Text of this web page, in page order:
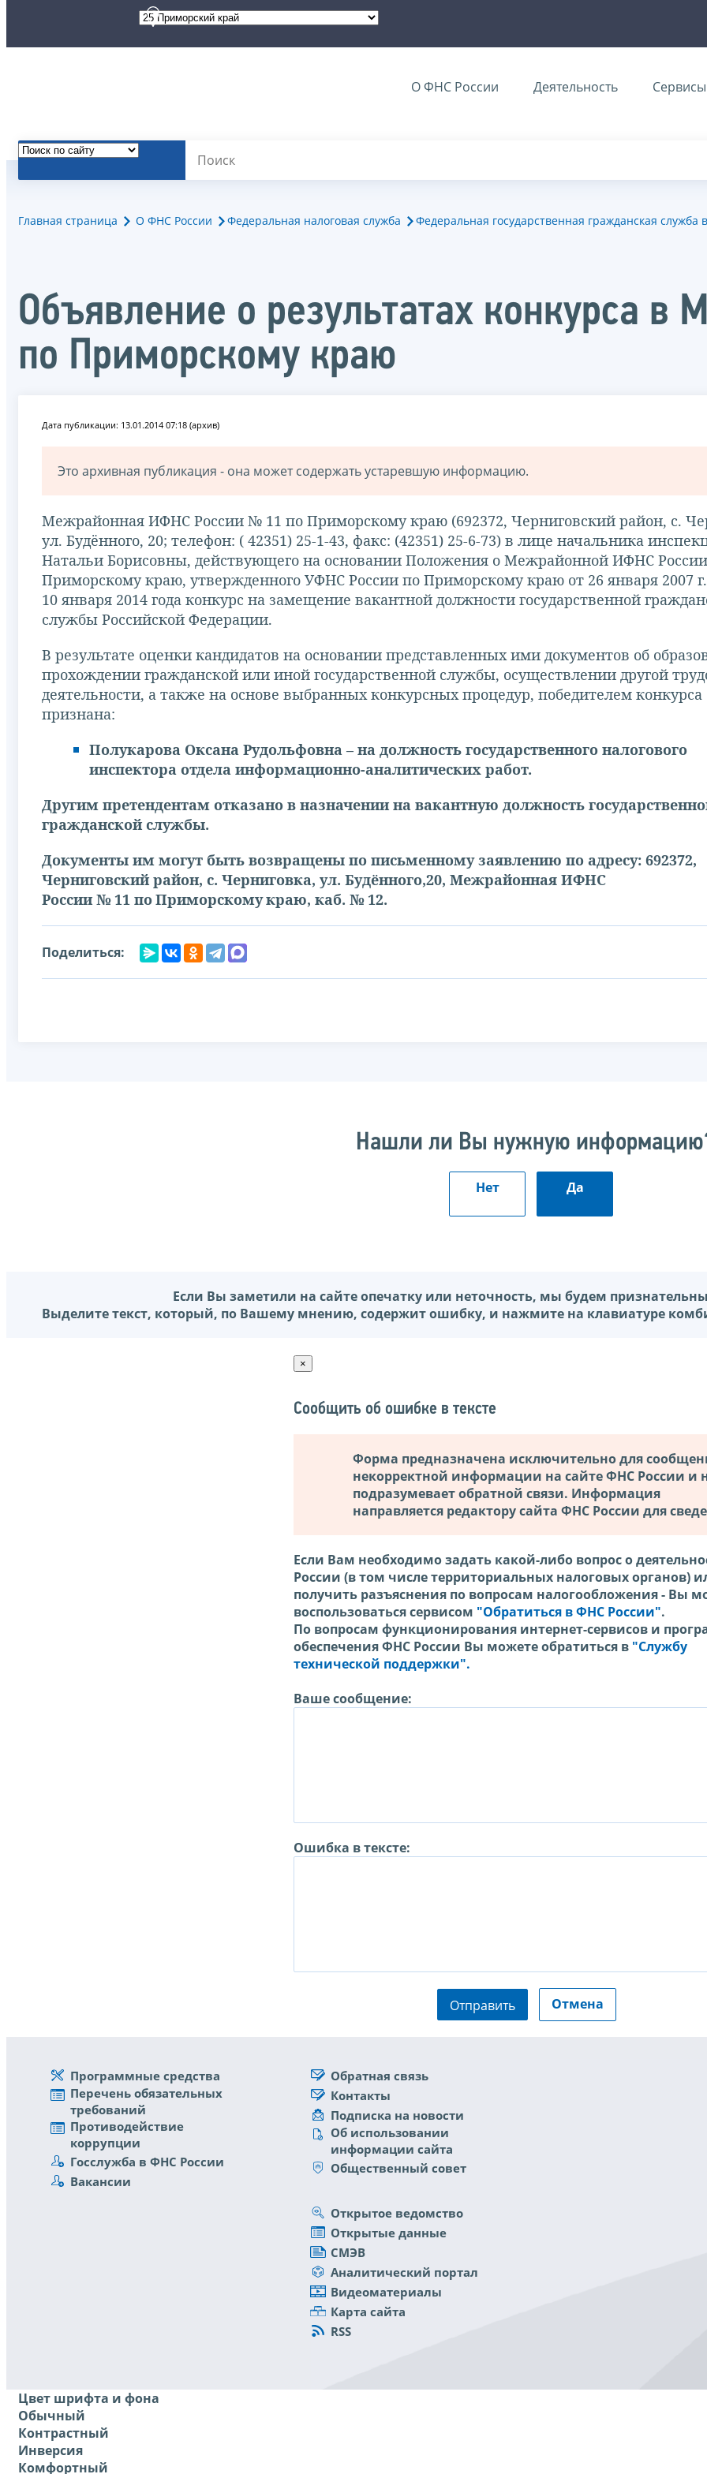
О ФНС России Деятельность Сервисы
Главная страница О ФНС России Федеральная налоговая служба Федеральная государственная гражданская служба
Объявление о результатах конкурса
по Приморскому краю
Дата публикации: 13.01.2014 07:18 (архив)
Это архивная публикация - она может содержать устаревшую информацию.
Межрайонная ИФНС России № 11 по Приморскому краю (692372, Черниговский район, с.
ул. Будённого, 20; телефон: ( 42351) 25-1-43, факс: (42351) 25-6-73) в лице начальника
Натальи Борисовны, действующего на основании Положения о Межрайонной ИФНС
Приморскому краю, утвержденного УФНС России по Приморскому краю от 26 января 2007
10 января 2014 года конкурс на замещение вакантной должности государственной
службы Российской Федерации.
В результате оценки кандидатов на основании представленных ими документов об
прохождении гражданской или иной государственной службы, осуществлении другой
деятельности, а также на основе выбранных конкурсных процедур, победителем конкурса
признана:
Полукарова Оксана Рудольфовна – на должность государственного налогового
инспектора отдела информационно-аналитических работ.
Другим претендентам отказано в назначении на вакантную должность
гражданской службы.
Документы им могут быть возвращены по письменному заявлению по адресу: 692372,
Черниговский район, с. Черниговка, ул. Будённого,20, Межрайонная ИФНС
России № 11 поПриморскомукраю, каб. № 12.
Поделиться:
Нашли ли Вы нужную
Нет Да
Если Вы заметили на сайте опечатку или неточность, мы будем
Выделите текст, который, по Вашему мнению, содержит ошибку, и нажмите на клавиатуре
×
Сообщить об ошибке в тексте
Форма предназначена исключительно для
некорректной информации на сайте ФНС России и
подразумевает обратной связи. Информация
направляется редактору сайта ФНС России для
Если Вам необходимо задать какой-либо вопрос о
России (в том числе территориальных налоговых органов)
получить разъяснения по вопросам налогообложения - Вы
воспользоваться сервисом "Обратиться в ФНС России".
По вопросам функционирования интернет-сервисов и
обеспечения ФНС России Вы можете обратиться в "Службу
технической поддержки".
Ваше сообщение:
Ошибка в тексте:
Отправить Отмена
Программные средства
Перечень обязательных
требований
Противодействие
коррупции
Госслужба в ФНС России
Вакансии
Обратная связь
Контакты
Подписка на новости
Об использовании
информации сайта
Общественный совет
Открытое ведомство
Открытые данные
СМЭВ
Аналитический портал
Видеоматериалы
Карта сайта
RSS
Цвет шрифта и фона
Обычный
Контрастный
Инверсия
Комфортный